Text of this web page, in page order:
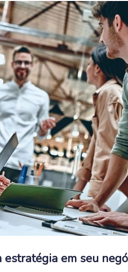
estratégia em seu